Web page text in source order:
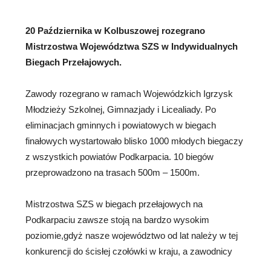
20 Października w Kolbuszowej rozegrano
Mistrzostwa Województwa SZS w Indywidualnych
Biegach Przełajowych.
Zawody rozegrano w ramach Wojewódzkich Igrzysk
Młodzieży Szkolnej, Gimnazjady i Licealiady. Po
eliminacjach gminnych i powiatowych w biegach
finałowych wystartowało blisko 1000 młodych biegaczy
z wszystkich powiatów Podkarpacia. 10 biegów
przeprowadzono na trasach 500m – 1500m.
Mistrzostwa SZS w biegach przełajowych na
Podkarpaciu zawsze stoją na bardzo wysokim
poziomie,gdyż nasze województwo od lat należy w tej
konkurencji do ścisłej czołówki w kraju, a zawodnicy